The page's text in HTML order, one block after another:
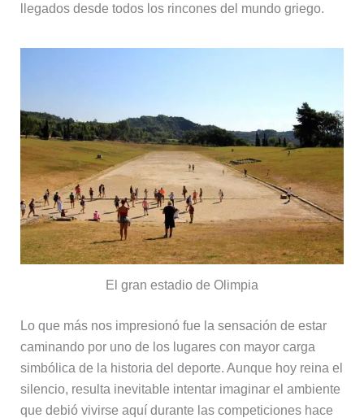
llegados desde todos los rincones del mundo griego.
El gran estadio de Olimpia
Lo que más nos impresionó fue la sensación de estar
caminando por uno de los lugares con mayor carga
simbólica de la historia del deporte. Aunque hoy reina el
silencio, resulta inevitable intentar imaginar el ambiente
que debió vivirse aquí durante las competiciones hace